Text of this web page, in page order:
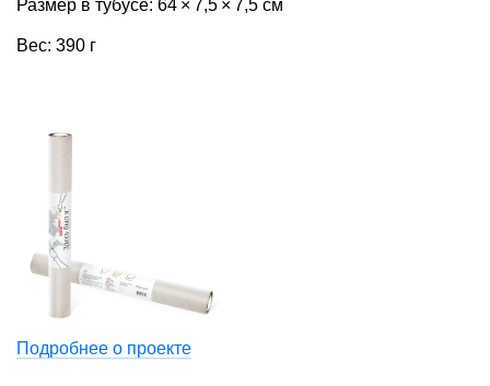
Размер в тубусе: 64 × 7,5 × 7,5 см
Вес: 390 г
Подробнее о проекте